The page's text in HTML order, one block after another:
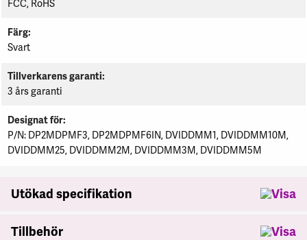
FCC, RoHS
Färg
Svart
Tillverkarens garanti
3 års garanti
Designat för
P/N: DP2MDPMF3, DP2MDPMF6IN, DVIDDMM1, DVIDDMM10M,
DVIDDMM25, DVIDDMM2M, DVIDDMM3M, DVIDDMM5M
Utökad specifikation
Tillbehör